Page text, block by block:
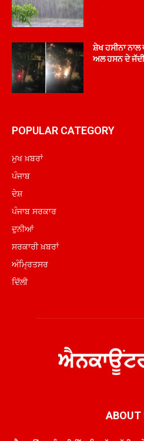
ਸ਼ੇਖ ਹਸੀਨਾ
ਅਲ ਹਸਨ ਦੇ
POPULAR CATEGORY
ਮੁਖ ਖ਼ਬਰਾਂ
ਪੰਜਾਬ
ਦੇਸ਼
ਪੰਜਾਬ ਸਰਕਾਰ
ਦੁਨੀਆਂ
ਸਰਕਾਰੀ ਖ਼ਬਰਾਂ
ਅੰਮ੍ਰਿਤਸਰ
ਦਿੱਲੀ
ABOUT